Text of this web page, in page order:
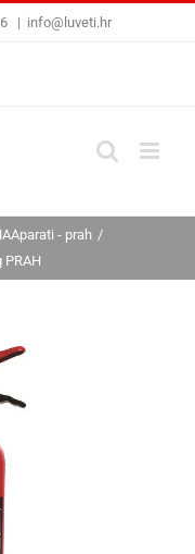
| info@luveti.hr
Aparati - prah